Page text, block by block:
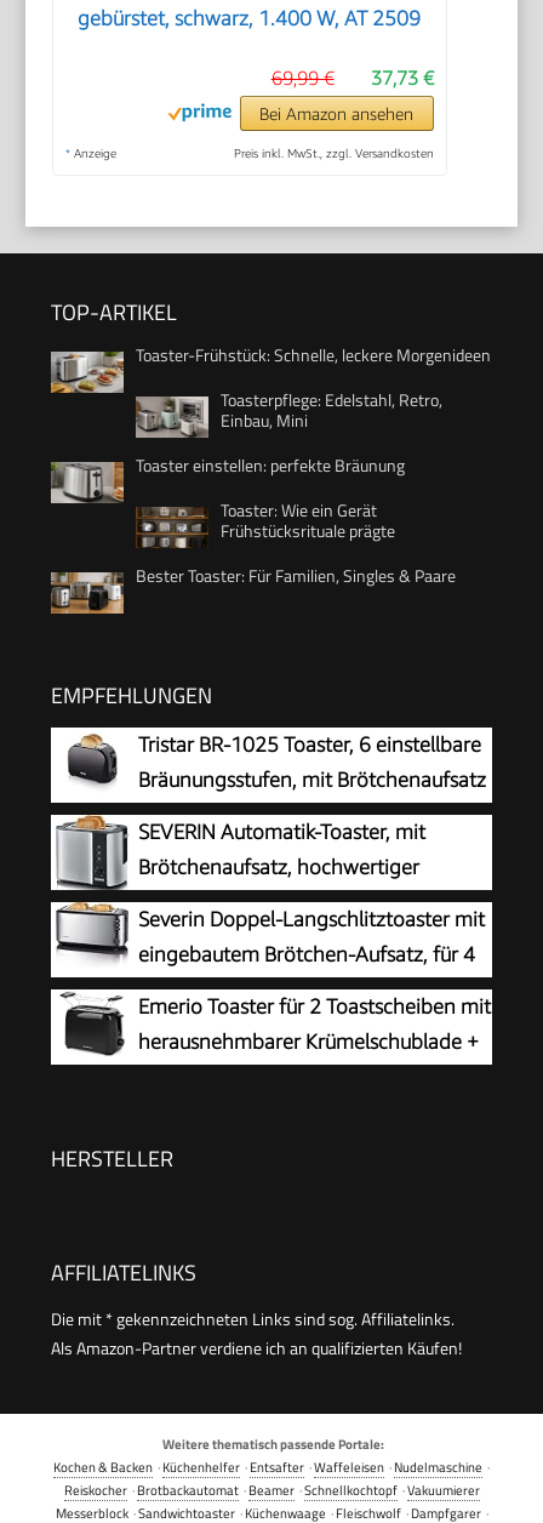
gebürstet, schwarz, 1.400 W, AT 2509
37,73 €
69,99 €
Bei Amazon ansehen
* Anzeige Preis inkl. MwSt., zzgl. Versandkosten
TOP-ARTIKEL
Toaster-Frühstück: Schnelle, leckere Morgenideen
Toasterpflege: Edelstahl, Retro,
Einbau, Mini
Toaster einstellen: perfekte Bräunung
Toaster: Wie ein Gerät
Frühstücksrituale prägte
Bester Toaster: Für Familien, Singles & Paare
EMPFEHLUNGEN
Tristar BR-1025 Toaster, 6 einstellbare
Bräunungsstufen, mit Brötchenaufsatz
und herausnehmbarem Krümelfach
SEVERIN Automatik-Toaster, mit
Brötchenaufsatz, hochwertiger
Edelstahl Toaster zum Toasten,
Auftauen und Erwärmen, 800 W,steel, AT 2589
Severin Doppel-Langschlitztoaster mit
eingebautem Brötchen-Aufsatz, für 4
Brotscheiben, Brotscheibenzentrierung,
Aufwärm- und Defroster-Stufe, Edelstahl
gebürstet, schwarz, 1.400 W, AT 2509
Emerio Toaster für 2 Toastscheiben mit
herausnehmbarer Krümelschublade +
Kabelaufwicklung | 700W | TO-128676.3
HERSTELLER
AFFILIATELINKS
Die mit * gekennzeichneten Links sind sog. Affiliatelinks.
Als Amazon-Partner verdiene ich an qualifizierten Käufen!
Weitere thematisch passende Portale:
Kochen & Backen ·Küchenhelfer ·Entsafter ·Waffeleisen ·Nudelmaschine ·
Reiskocher·Brotbackautomat·Beamer·Schnellkochtopf·Vakuumierer
Messerblock·Sandwichtoaster·Küchenwaage ·Fleischwolf·Dampfgarer·